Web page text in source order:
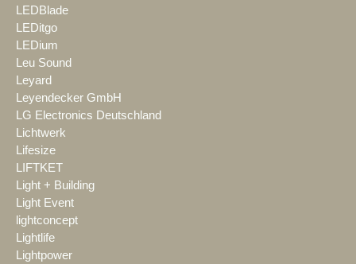
LEDBlade
LEDitgo
LEDium
Leu Sound
Leyard
Leyendecker GmbH
LG Electronics Deutschland
Lichtwerk
Lifesize
LIFTKET
Light + Building
Light Event
lightconcept
Lightlife
Lightpower